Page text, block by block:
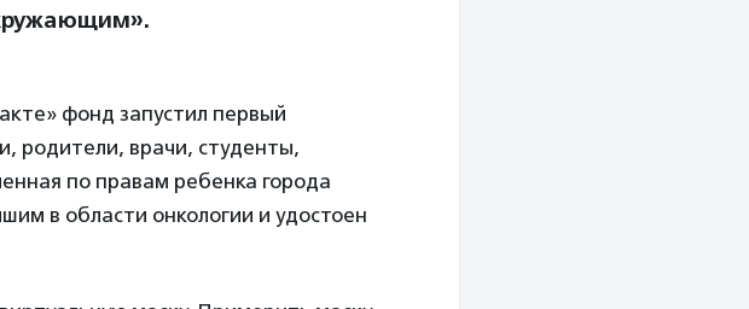
фонд запустил первый
родители, врачи, студенты,
по правам ребенка города
в области онкологии и удостоен